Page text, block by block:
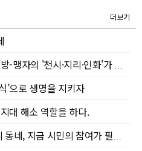
더보기
고전에서 배우는 교통사고 예방-맹자의 '천시·지리·인화'가 전하는 생명의 지혜
’으로 생명을 지키자
대 해소 역할을 하다.
내 손으로 지키는 안전한 우리 동네, 지금 시민의 참여가 필요합니다